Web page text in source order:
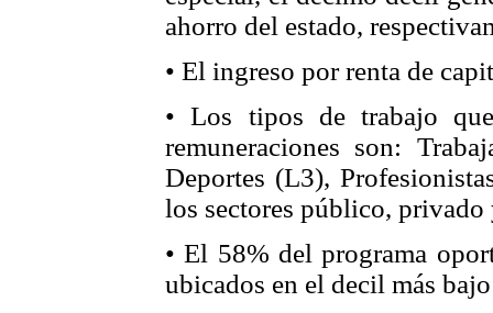
ahorro del estado,
• El ingreso por renta de
• Los tipos de trabajo
remuneraciones son:
Deportes (L3),
los sectores público,
• El 58% del programa
ubicados en el decil más